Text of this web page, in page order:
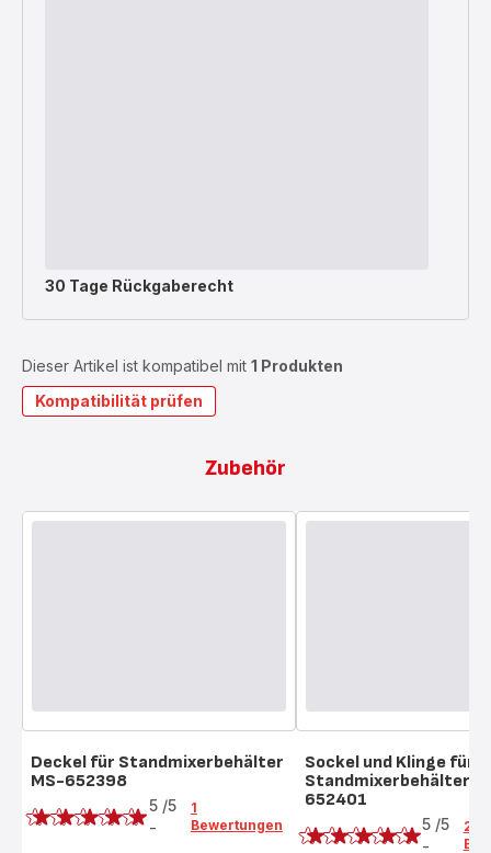
30 Tage Rückgaberecht
Dieser Artikel ist kompatibel mit 1 Produkten
Kompatibilität prüfen
Zubehör
Deckel für Standmixerbehälter
MS-652398
Bewertung
5 /5
-
1
Bewertungen
Sockel und Klinge für
Standmixerbehälter
652401
Bewertung
5 /5
-
2